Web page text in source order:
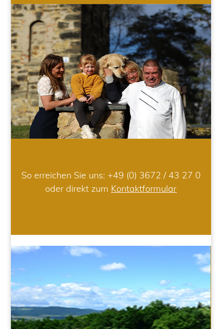
So erreichen Sie uns: +49 (0) 3672 / 43 27 0
oder direkt zum Kontaktformular